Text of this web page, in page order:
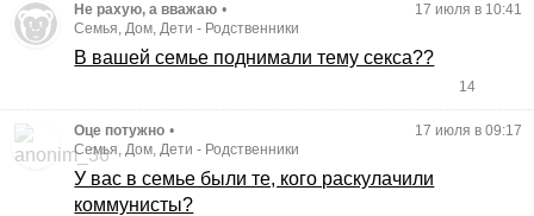
Не рахую, а вважаю •
17 июля в 10:41
Семья, Дом, Дети - Родственники
В вашей семье поднимали тему секса??
14
Оце потужно •
17 июля в 09:17
Семья, Дом, Дети - Родственники
У вас в семье были те, кого раскулачили
коммунисты?